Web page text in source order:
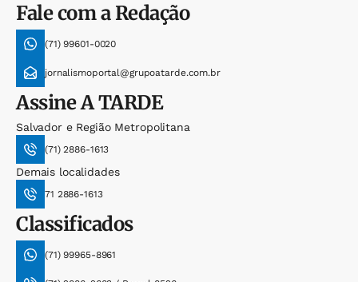
Fale com a Redação
(71) 99601-0020
jornalismoportal@grupoatarde.com.br
AssineA TARDE
Salvador e Região Metropolitana
(71) 2886-1613
Demais localidades
71 2886-1613
Classificados
(71) 99965-8961